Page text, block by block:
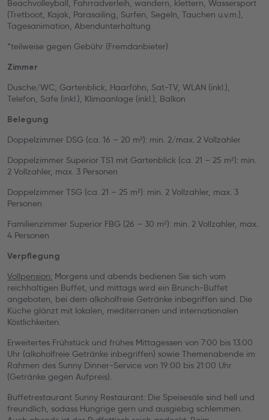
Beachvolleyball, Fahrradverleih, wandern, klettern, Wassersport
(Tretboot, Kajak, Parasailing, Surfen, Segeln, Tauchen u.v.m.),
Tagesanimation, Abendunterhaltung
*teilweise gegen Gebühr (Fremdanbieter)
Zimmer
Dusche/WC, Gartenblick, Haarföhn, Sat-TV, WLAN (inkl.),
Telefon, Safe (inkl.), Klimaanlage (inkl.), Balkon
Belegung
Doppelzimmer DSG (ca. 16 – 20 m²): min. 2/max. 2 Vollzahler
Doppelzimmer Superior TS1 mit Gartenblick (ca. 21 – 25 m²): min.
2 Vollzahler, max. 3 Personen
Doppelzimmer TSG (ca. 21 – 25 m²): min. 2 Vollzahler, max. 3
Personen
Familienzimmer Superior FBG (26 – 30 m²): min. 2 Vollzahler, max.
4 Personen
Verpflegung
Vollpension: Morgens und abends bedienen Sie sich vom
reichhaltigen Buffet, und mittags wird ein Brunch-Buffet
angeboten, bei dem alkoholfreie Getränke inbegriffen sind. Die
Küche glänzt mit lokalen, mediterranen und internationalen
Köstlichkeiten.
Erweitertes Frühstück und frühes Mittagessen von 7:00 bis 13:00
Uhr (alkoholfreie Getränke inbegriffen) sowie Themenabende im
Rahmen des Sunny Dinner-Service von 19:00 bis 21:00 Uhr
(Getränke gegen Aufpreis).
Buffetrestaurant Sunny Restaurant: Die Speisesäle sind hell und
freundlich, sodass Hungrige gern und ausgiebig schlemmen.